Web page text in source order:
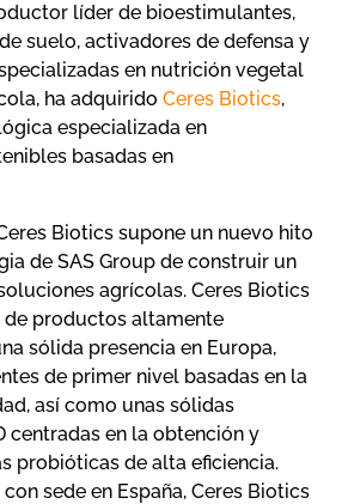
líder de bioestimulantes,
suelo, activadores de defensa y
en nutrición vegetal
ha adquiridoCeres Biotics,
especializada en
basadas en
Biotics supone un nuevo hito
de SAS Group de construir un
agrícolas. Ceres Biotics
productos altamente
sólida presencia en Europa,
de primer nivel basadas en la
así como unas sólidas
centradas en la obtención y
probióticas de alta eficiencia.
sede en España, Ceres Biotics